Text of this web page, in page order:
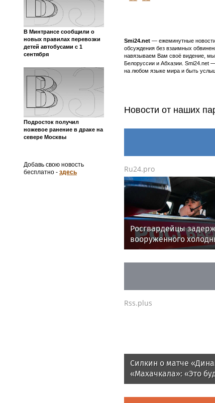
В Минтрансе сообщили о
новых правилах перевозки
детей автобусами с 1
сентября
Подросток получил
ножевое ранение в драке на
севере Москвы
Добавь свою новость
бесплатно - здесь
Smi24.net — ежеминутные
обсуждения без взаимных
навязываем Вам своё видение,
Белоруссии и Абхазии. Smi24.net
на любом языке мира и быть
Новости от наших
Ru24.pro
Росгвардейцы
вооруженного
оружием дебошира в
Подмосковье
Rss.plus
Силкин о матче
«Махачкала»: «Это
на способность
Шварца решать